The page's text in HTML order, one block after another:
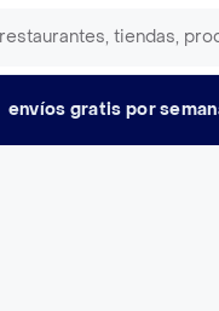
envíos gratis por